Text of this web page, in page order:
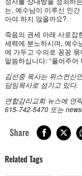
는, 예수님이 이루신 인
아야 하지 않을까요?
죽음의 권세 아래 사로잡
세력에 분노하시며, 예수
에 가두고 수의로 꽁꽁
말씀하십니다: “풀어주어
김선중 목사는 위스컨신
담임목사로 섬기고 있다.
연합감리교회 뉴스에 연
615-742-5470 또는
Share
Related Tags